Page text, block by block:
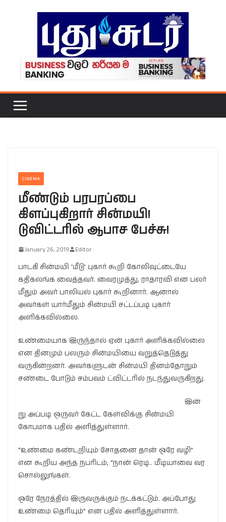
CINEMA
மீண்டும் பரபரப்பை
கிளப்புகிறார் சின்மயி!
டுவிட்டரில் ஆபாச பேச்சு!
January 26, 2019 Editor
பாடகி சின்மயி ‘மீடு’ புகார் கூறி கோலிவுட்டையே
கதிகலங்க வைத்தவர். வைரமுத்து, ராதாரவி என பலர்
மீதும் அவர் பாலியல் புகார் கூறினார். ஆனால்
அவர்கள் யார்மீதும் சின்மயி சட்டப்படி புகார்
அளிக்கவில்லை.
உண்மையாக இருந்தால் ஏன் புகார் அளிக்கவில்லை
என தினமும் பலரும் சின்மயியை வறுத்தெடுத்து
வருகின்றனர். அவர்களுடன் சின்மயி தினம்தோறும்
சண்டை போடும் சம்பவம் ட்விட்டரில் நடந்துவருகிறது.
இன்
று அப்படி ஒருவர் கேட்ட கேள்விக்கு சின்மயி
கோபமாக பதில் அளித்துள்ளார்.
“உண்மை கண்டறியும் சோதனை தான் ஒரே வழி”
என கூறிய அந்த நபரிடம், “நான் ரெடி.. மீடியாவை வர
சொல்லுங்கள்.
ஒரே நேரத்தில் இருவருக்கும் நடக்கட்டும். அப்போது
உண்மை தெரியும்” என பதில் அளித்துள்ளார்.